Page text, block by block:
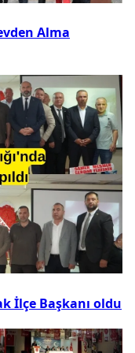
Alma
İlçe Başkanı oldu